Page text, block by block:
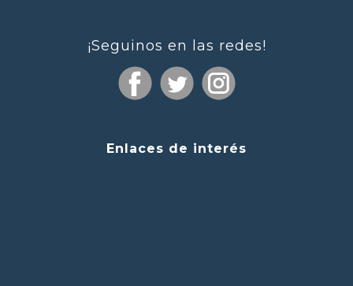
¡Seguinos en las redes!
Enlaces de interés